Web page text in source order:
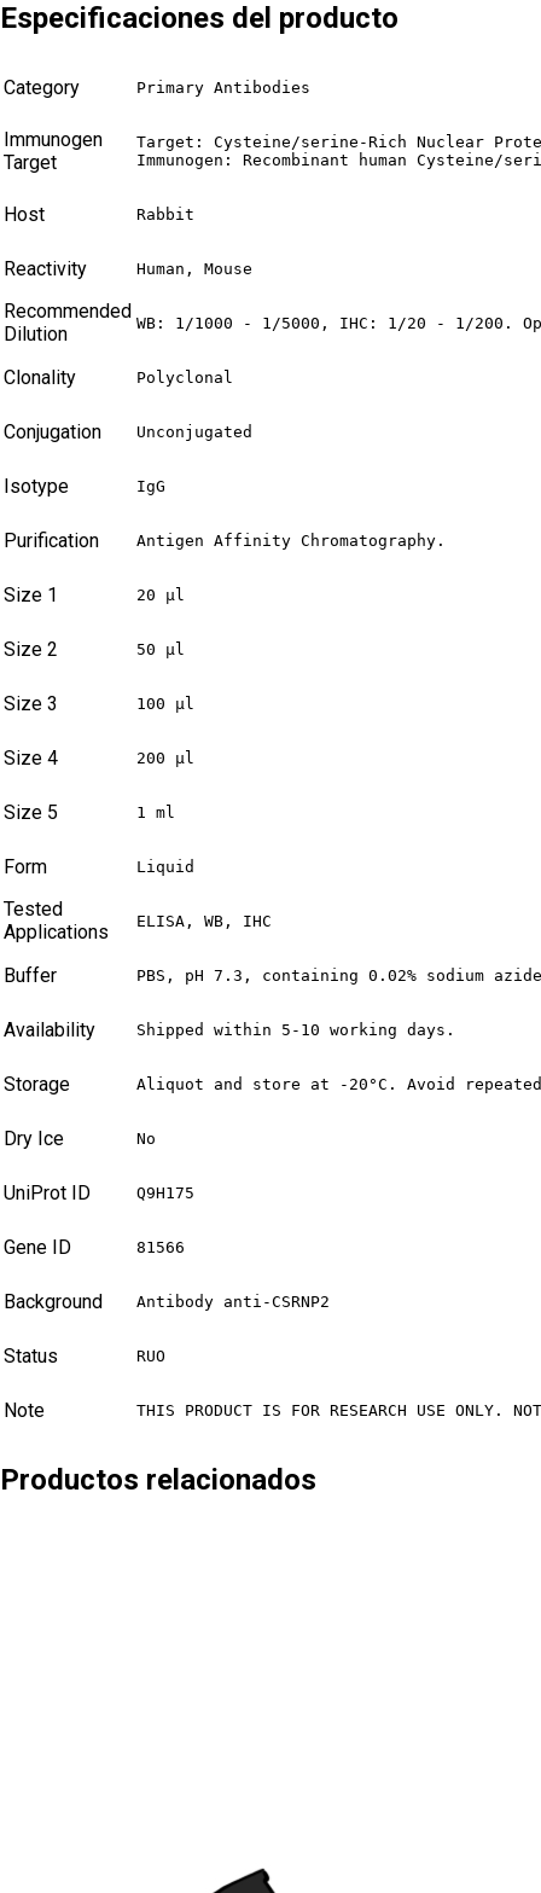
Especificaciones del producto
Category Primary Antibodies
Immunogen
Target
Target: Cysteine/serine-Rich Nuclear
Immunogen: Recombinant human
Host Rabbit
Reactivity Human, Mouse
Recommended
Dilution
WB: 1/1000 - 1/5000, IHC: 1/20 - 1/200.
Clonality Polyclonal
Conjugation Unconjugated
Isotype IgG
Purification Antigen Affinity Chromatography.
Size 1 20 µl
Size 2 50 µl
Size 3 100 µl
Size 4 200 µl
Size 5 1 ml
Form Liquid
Tested
Applications
ELISA, WB, IHC
Buffer PBS, pH 7.3, containing 0.02% sodium
Availability Shipped within 5-10 working days.
Storage Aliquot and store at -20°C. Avoid
Dry Ice No
UniProt ID Q9H175
Gene ID 81566
Background Antibody anti-CSRNP2
Status RUO
Note THIS PRODUCT IS FOR RESEARCH USE ONLY.
Productos relacionados